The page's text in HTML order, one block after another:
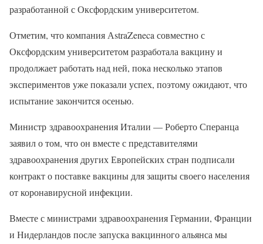
разработанной с Оксфордским университетом.
Отметим, что компания АstraZeneca совместно с
Оксфордским университетом разработала вакцину и
продолжает работать над ней, пока несколько этапов
экспериментов уже показали успех, поэтому ожидают, что
испытание закончится осенью.
Министр здравоохранения Италии — Роберто Сперанца
заявил о том, что он вместе с представителями
здравоохранения других Европейских стран подписали
контракт о поставке вакцины для защиты своего населения
от коронавирусной инфекции.
Вместе с министрами здравоохранения Германии, Франции
и Нидерландов после запуска вакцинного альянса мы